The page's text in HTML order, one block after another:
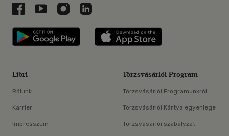
Libri a Facebookon
Libri a Youtube-on
Libri az Instagramon
Libri a LinkedInen
Libri applikáció Szerezd meg: Google
Libri
Rólunk
Karrier
Impresszum
Törzsvásárlói Program
Törzsvásárlói Programunkról
Törzsvásárlói Kártya egyenlege
Törzsvásárlói szabályzat